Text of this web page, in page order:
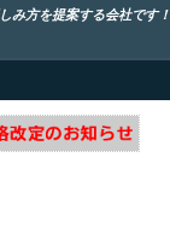
み方を提案する会社です！